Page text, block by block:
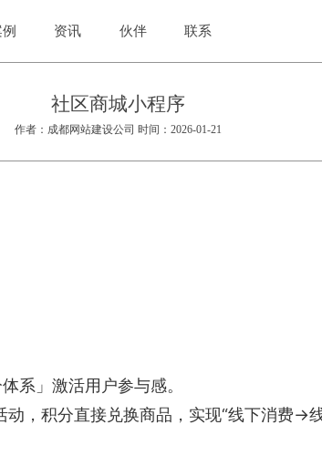
资讯 伙伴 联系
社区商城小程序
作者：成都网站建设公司 时间：2026-01-21
系」激活用户参与感。
动，积分直接兑换商品，实现“线下消费→